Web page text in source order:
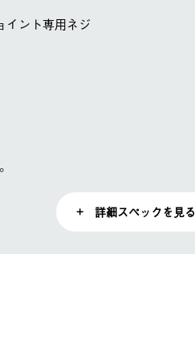
ント専用ネジ
+ 詳細スペックを見る